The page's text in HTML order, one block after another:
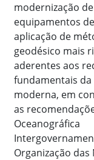
modernização
equipamentos
aplicação de
geodésico mais
aderentes aos
fundamentais da
moderna, em
as
Oceanográfica
Organização das